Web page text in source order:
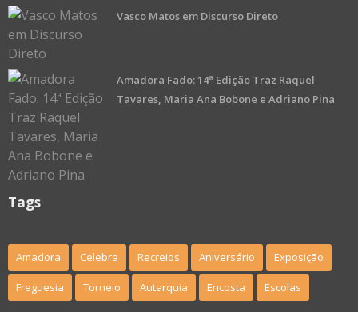
Vasco Matos em Discurso Direto
Amadora Fado: 14ª Edição Traz Raquel
Tavares, Maria Ana Bobone e Adriano Pina
Tags
Amadora Celebra Recreios Aniversário Exposição
Freguesia Torneio Autarquia Encosta Escolas